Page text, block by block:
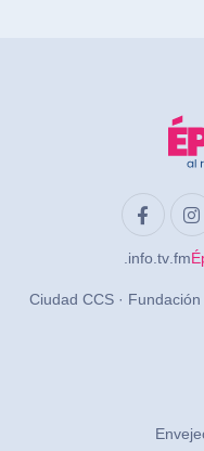
.info.tv.fm
Ciudad CCS ·